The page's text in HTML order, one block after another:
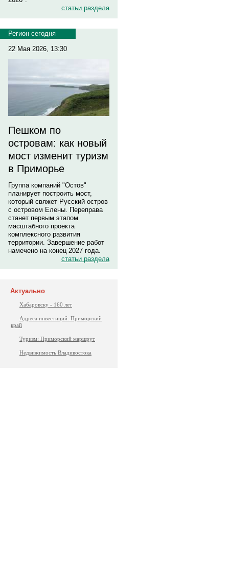
статьи раздела
Регион сегодня
22 Мая 2026, 13:30
Пешком по
островам: как новый
мост изменит туризм
в Приморье
Группа компаний "Остов"
планирует построить мост,
который свяжет Русский остров
с островом Елены. Переправа
станет первым этапом
масштабного проекта
комплексного развития
территории. Завершение работ
намечено на конец 2027 года.
статьи раздела
Актуально
Хабаровску - 160 лет
Адреса инвестиций. Приморский
край
Туризм: Приморский маршрут
Недвижимость Владивостока